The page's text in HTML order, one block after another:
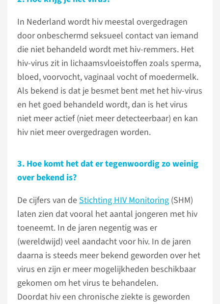
In Nederland wordt hiv meestal overgedragen
door onbeschermd seksueel contact van iemand
die niet behandeld wordt met hiv-remmers. Het
hiv-virus zit in lichaamsvloeistoffen zoals sperma,
bloed, voorvocht, vaginaal vocht of moedermelk.
Als bekend is dat je besmet bent met het hiv-virus
en het goed behandeld wordt, dan is het virus
niet meer actief (niet meer detecteerbaar) en kan
hiv niet meer overgedragen worden.
3. Hoe komt het dat er tegenwoordig zo weinig
over bekend is?
De cijfers van deStichting HIV Monitoring (SHM)
laten zien dat vooral het aantal jongeren met hiv
toeneemt. In de jaren negentig was er
(wereldwijd) veel aandacht voor hiv. In de jaren
daarna is steeds meer bekend geworden over het
virus en zijn er meer mogelijkheden beschikbaar
gekomen om het virus te behandelen.
Doordat hiv een chronische ziekte is geworden